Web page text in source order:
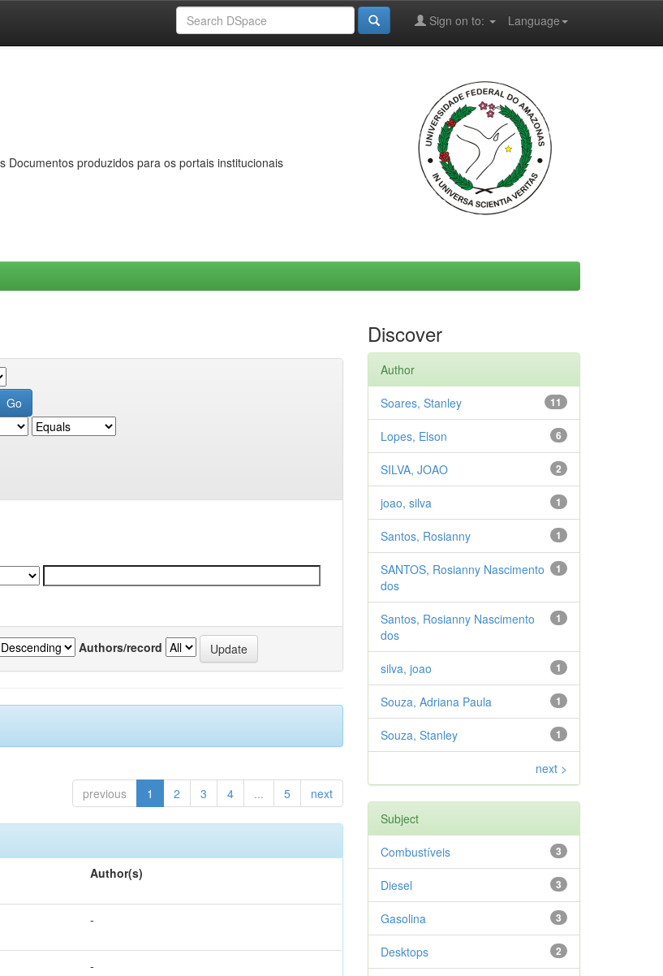
Language
Sign on to:
produzidos para os portais institucionais
Authors/record
previous 1 2 3 4 ... 5 next
Author(s)
-
-
Discover
Author
11
Soares, Stanley
6
Lopes, Elson
2
SILVA, JOAO
1
joao, silva
1
Santos, Rosianny
1
SANTOS, Rosianny Nascimento
dos
1
Santos, Rosianny Nascimento
dos
1
silva, joao
1
Souza, Adriana Paula
1
Souza, Stanley
next >
Subject
3
Combustíveis
3
Diesel
3
Gasolina
2
Desktops